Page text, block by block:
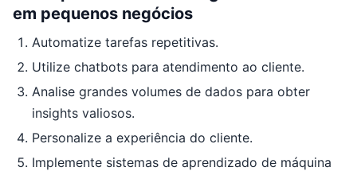
em pequenos negócios
Automatize tarefas repetitivas.
Utilize chatbots para atendimento ao cliente.
Analise grandes volumes de dados para obter
insights valiosos.
Personalize a experiência do cliente.
Implemente sistemas de aprendizado de máquina